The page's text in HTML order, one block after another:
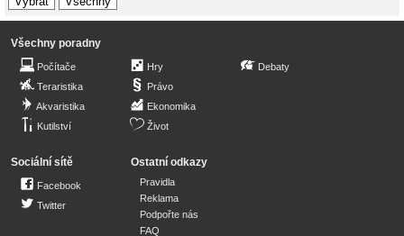
Všechny poradny
Počítače
Teraristika
Akvaristika
Kutilství
Hry
Právo
Ekonomika
Život
Debaty
Sociální sítě
Facebook
Twitter
Ostatní odkazy
Pravidla
Reklama
Podpořte nás
FAQ